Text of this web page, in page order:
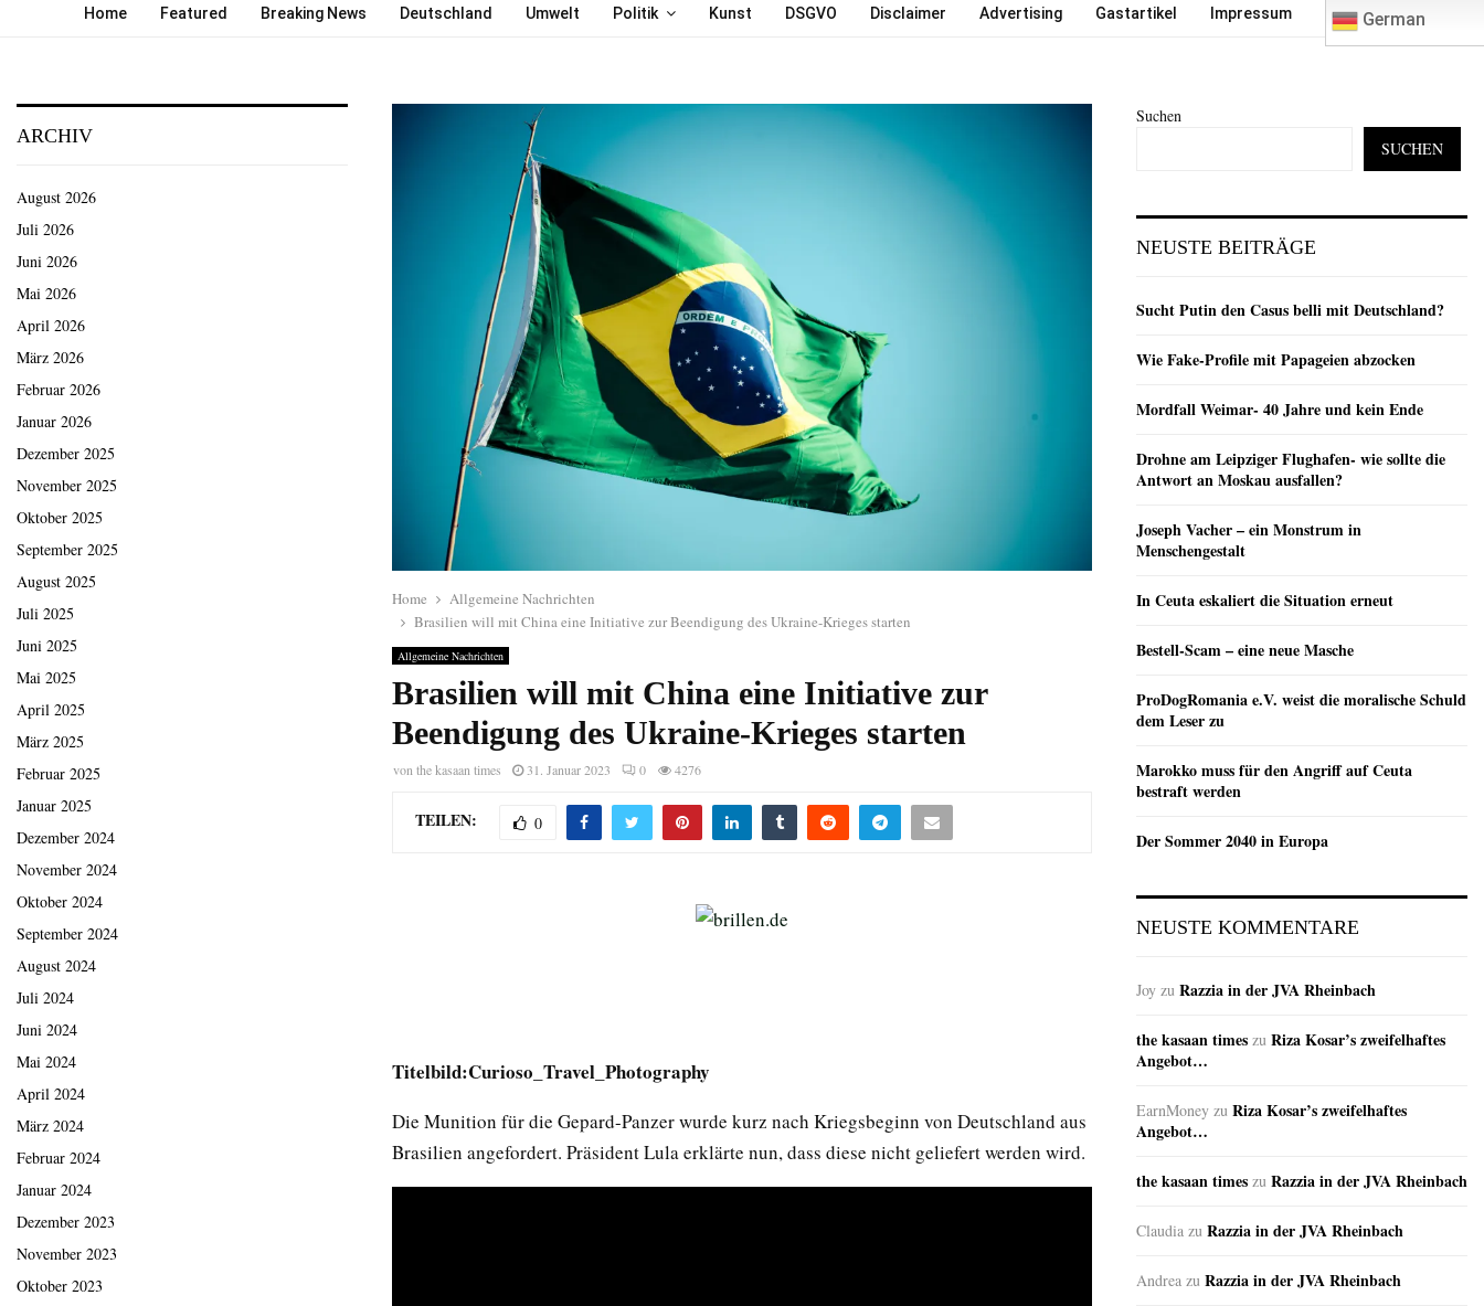
Home Featured Breaking News Deutschland Umwelt Politik Kunst DSGVO Disclaimer Advertising Gastartikel Impressum German
Home
Allgemeine Nachrichten
Brasilien will mit China eine Initiative zur Beendigung des Ukraine-Krieges starten
Allgemeine Nachrichten
Brasilien will mit China eine Initiative zur
Beendigung des Ukraine-Krieges starten
von the kasaan times 31. Januar 2023 0 4276
TEILEN: 0
Titelbild:Curioso_Travel_Photography
Die Munition für die Gepard-Panzer wurde kurz nach Kriegsbeginn von Deutschland aus
Brasilien angefordert. Präsident Lula erklärte nun, dass diese nicht geliefert werden wird.
ARCHIV
August 2026
Juli 2026
Juni 2026
Mai 2026
April 2026
März 2026
Februar 2026
Januar 2026
Dezember 2025
November 2025
Oktober 2025
September 2025
August 2025
Juli 2025
Juni 2025
Mai 2025
April 2025
März 2025
Februar 2025
Januar 2025
Dezember 2024
November 2024
Oktober 2024
September 2024
August 2024
Juli 2024
Juni 2024
Mai 2024
April 2024
März 2024
Februar 2024
Januar 2024
Dezember 2023
November 2023
Oktober 2023
Suchen
SUCHEN
NEUSTE BEITRÄGE
Sucht Putin den Casus belli mit Deutschland?
Wie Fake-Profile mit Papageien abzocken
Mordfall Weimar- 40 Jahre und kein Ende
Drohne am Leipziger Flughafen- wie sollte die
Antwort an Moskau ausfallen?
Joseph Vacher – ein Monstrum in
Menschengestalt
In Ceuta eskaliert die Situation erneut
Bestell-Scam – eine neue Masche
ProDogRomania e.V. weist die moralische Schuld
dem Leser zu
Marokko muss für den Angriff auf Ceuta
bestraft werden
Der Sommer 2040 in Europa
NEUSTE KOMMENTARE
Joy zu Razzia in der JVA Rheinbach
the kasaan times zu Riza Kosar’s zweifelhaftes
Angebot…
EarnMoney zu Riza Kosar’s zweifelhaftes
Angebot…
the kasaan times zu Razzia in der JVA Rheinbach
Claudia zu Razzia in der JVA Rheinbach
Andrea zu Razzia in der JVA Rheinbach